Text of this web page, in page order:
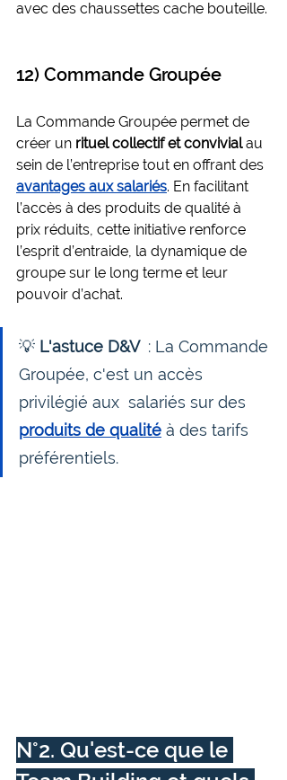
avec des chaussettes cache bouteille.
12) Commande Groupée
La Commande Groupée permet de
créer un rituel collectif et convivial au
sein de l’entreprise tout en offrant des
avantages aux salariés. En facilitant
l’accès à des produits de qualité à
prix réduits, cette initiative renforce
l’esprit d’entraide, la dynamique de
groupe sur le long terme et leur
pouvoir d’achat.
💡 L'astuce D&V : La Commande
Groupée, c'est un accès
privilégié aux  salariés sur des
produits de qualité à des tarifs
préférentiels.
N°2. Qu'est-ce que le